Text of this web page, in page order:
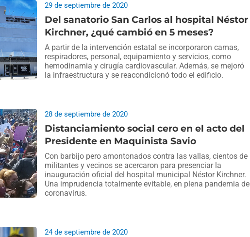
Del sanatorio San Carlos al hospital Néstor
Kirchner, ¿qué cambió en 5 meses?
29 de septiembre de 2020
A partir de la intervención estatal se incorporaron camas,
respiradores, personal, equipamiento y servicios, como
hemodinamia y cirugía cardiovascular. Además, se mejoró
la infraestructura y se reacondicionó todo el edificio.
Distanciamiento social cero en el acto del
Presidente en Maquinista Savio
28 de septiembre de 2020
Con barbijo pero amontonados contra las vallas, cientos de
militantes y vecinos se acercaron para presenciar la
inauguración oficial del hospital municipal Néstor Kirchner.
Una imprudencia totalmente evitable, en plena pandemia de
coronavirus.
24 de septiembre de 2020